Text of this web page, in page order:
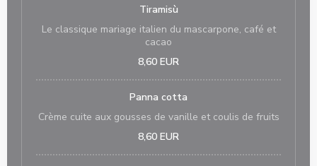
Tiramisù
Le classique mariage italien du mascarpone, café et
cacao
8,60 EUR
Panna cotta
Crème cuite aux gousses de vanille et coulis de fruits
8,60 EUR